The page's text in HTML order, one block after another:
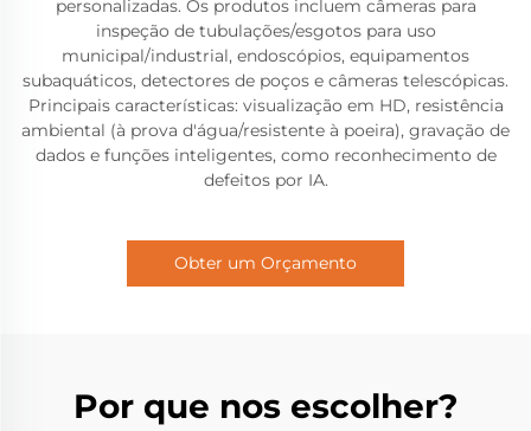
personalizadas. Os produtos incluem câmeras para
inspeção de tubulações/esgotos para uso
municipal/industrial, endoscópios, equipamentos
subaquáticos, detectores de poços e câmeras telescópicas.
Principais características: visualização em HD, resistência
ambiental (à prova d'água/resistente à poeira), gravação de
dados e funções inteligentes, como reconhecimento de
defeitos por IA.
Obter um Orçamento
Por que nos escolher?